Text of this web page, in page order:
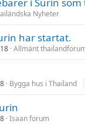
Nyheter
har startat.
Allmänt
Bygga hus i Thailand
Isaan forum